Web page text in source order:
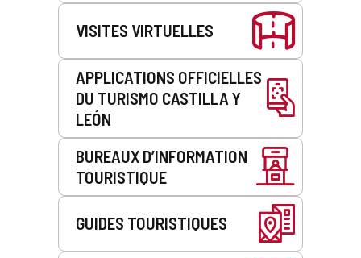
VISITES VIRTUELLES
APPLICATIONS OFFICIELLES
DU TURISMO CASTILLA Y
LEÓN
BUREAUX D’INFORMATION
TOURISTIQUE
GUIDES TOURISTIQUES